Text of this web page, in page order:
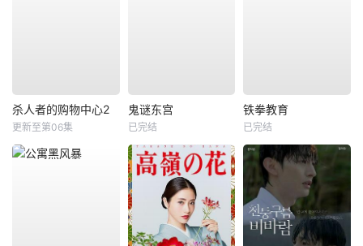
杀人者的购物中心2
更新至第06集
鬼谜东宫
已完结
铁拳教育
已完结